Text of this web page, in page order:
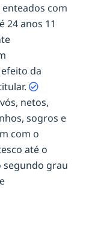
com
24 anos 11
da
netos,
sogros e
com o
até o
segundo grau